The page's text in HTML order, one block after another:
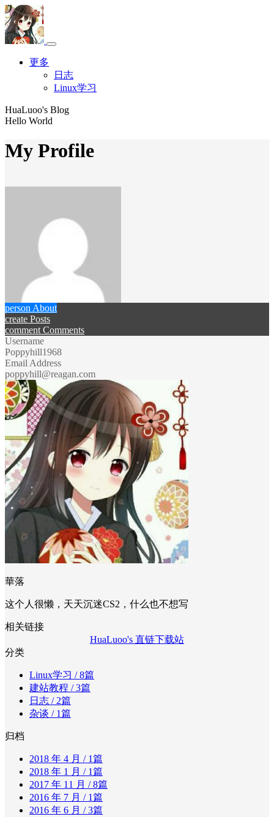
更多
日志
Linux学习
HuaLuoo's Blog
Hello World
My Profile
person About
create Posts
comment Comments
Username
Poppyhill1968
Email Address
poppyhill@reagan.com
華落
这个人很懒，天天沉迷CS2，什么也不想写
相关链接
HuaLuoo's 直链下载站
分类
Linux学习 / 8篇
建站教程 / 3篇
日志 / 2篇
杂谈 / 1篇
归档
2018 年 4 月 / 1篇
2018 年 1 月 / 1篇
2017 年 11 月 / 8篇
2016 年 7 月 / 1篇
2016 年 6 月 / 3篇